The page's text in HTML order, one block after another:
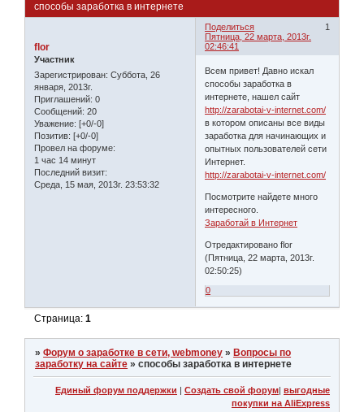
способы заработка в интернете
Поделиться
1
Пятница, 22 марта, 2013г.
02:46:41
flor
Участник
Зарегистрирован: Суббота, 26
января, 2013г.
Приглашений: 0
Сообщений: 20
Уважение: [+0/-0]
Позитив: [+0/-0]
Провел на форуме:
1 час 14 минут
Последний визит:
Среда, 15 мая, 2013г. 23:53:32
Всем привет! Давно искал
способы заработка в
интернете, нашел сайт
http://zarabotai-v-internet.com/
в котором описаны все виды
заработка для начинающих и
опытных пользователей сети
Интернет.
http://zarabotai-v-internet.com/
Посмотрите найдете много
интересного.
Заработай в Интернет
Отредактировано flor
(Пятница, 22 марта, 2013г.
02:50:25)
0
Страница:1
»Форум о заработке в сети, webmoney » Вопросы по
заработку на сайте »способы заработка в интернете
Единый форум поддержки | Создать свой форум| выгодные
покупки на AliExpress